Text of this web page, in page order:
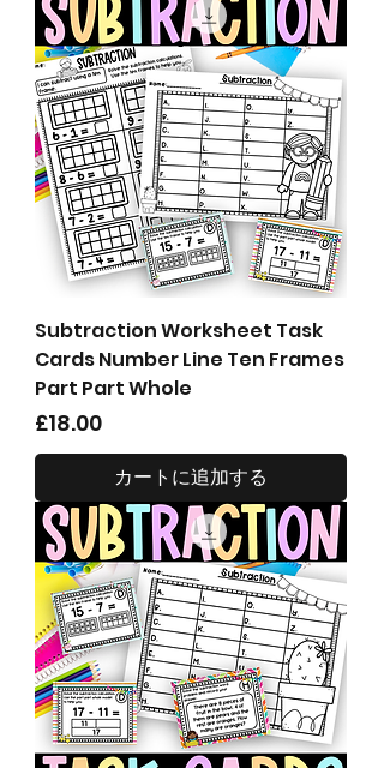
Subtraction Worksheet Task
Cards Number Line Ten Frames
Part Part Whole
価格
£18.00
カートに追加する